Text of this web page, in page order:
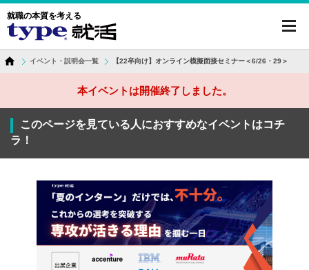
就職の本質を考える
イベント・説明会一覧 【22卒向け】オンライン模擬面接セミナー＜6/26・29＞
本イベントは開催終了しました。
このページを見ている人におすすめなイベントはコチ
ラ！